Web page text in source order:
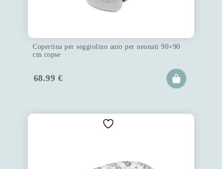
Copertina per seggiolino auto per neonati 90×90
cm copse
68.99 €